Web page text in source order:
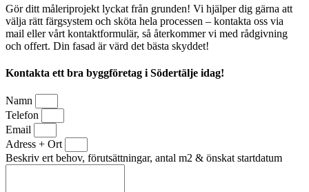
Gör ditt måleriprojekt lyckat från grunden! Vi hjälper dig gärna att
välja rätt färgsystem och sköta hela processen – kontakta oss via
mail eller vårt kontaktformulär, så återkommer vi med rådgivning
och offert. Din fasad är värd det bästa skyddet!
Kontakta ett bra byggföretag i Södertälje idag!
Namn
Telefon
Email
Adress + Ort
Beskriv ert behov, förutsättningar, antal m2 & önskat startdatum